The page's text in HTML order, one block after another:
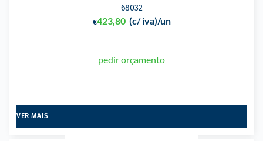
68032
€423,80 (c/ iva)/un
pedir orçamento
VER MAIS